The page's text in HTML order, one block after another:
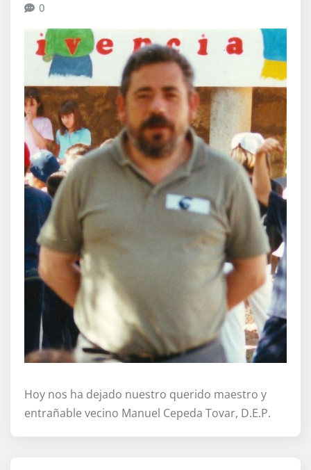
0
Hoy nos ha dejado nuestro querido maestro y
entrañable vecino Manuel Cepeda Tovar, D.E.P.